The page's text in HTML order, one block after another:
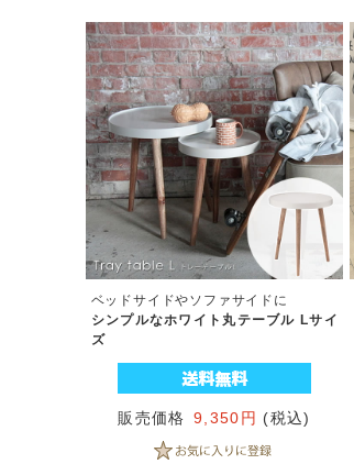
ベッドサイドやソファサイドに
シンプルなホワイト丸テーブル Lサイ
ズ
販売価格 9,350円 (税込)